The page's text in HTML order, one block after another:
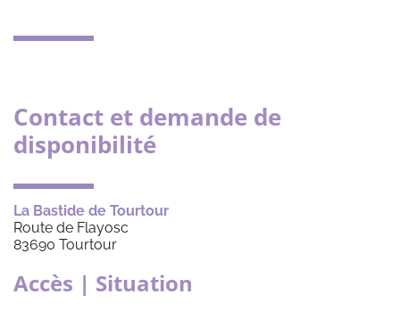
Contact et demande de
disponibilité
La Bastide de Tourtour
Route de Flayosc
83690 Tourtour
Accès | Situation